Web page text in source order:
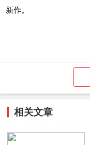
新作。
相关文章